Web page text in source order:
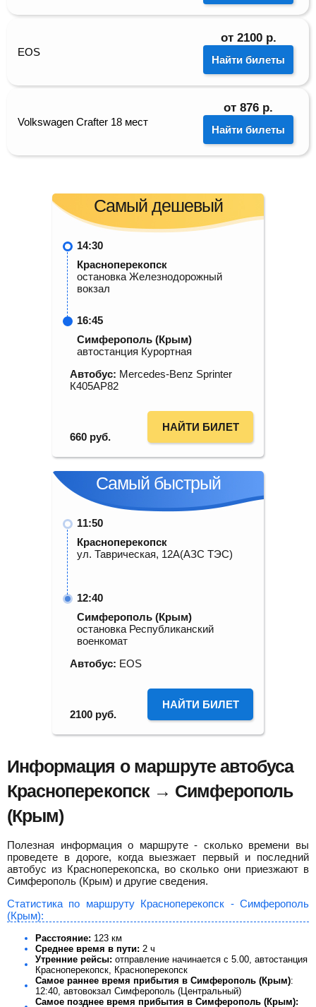
EOS
от 2100 р.
Найти билеты
Volkswagen Crafter 18 мест
от 876 р.
Найти билеты
Самый дешевый
14:30
Красноперекопск
остановка Железнодорожный
вокзал
16:45
Симферополь (Крым)
автостанция Курортная
Автобус: Mercedes-Benz Sprinter
К405АР82
660 руб.
НАЙТИ БИЛЕТ
Самый быстрый
11:50
Красноперекопск
ул. Таврическая, 12А(АЗС ТЭС)
12:40
Симферополь (Крым)
остановка Республиканский
военкомат
Автобус: EOS
2100 руб.
НАЙТИ БИЛЕТ
Информация о маршруте автобуса
Красноперекопск → Симферополь
(Крым)
Полезная информация о маршруте - сколько времени вы
проведете в дороге, когда выезжает первый и последний
автобус из Красноперекопска, во сколько они приезжают в
Симферополь (Крым) и другие сведения.
Статистика по маршруту Красноперекопск - Симферополь
(Крым):
Расстояние: 123 км
Среднее время в пути: 2 ч
Утренние рейсы: отправление начинается с 5.00, автостанция
Красноперекопск, Красноперекопск
Самое раннее время прибытия в Симферополь (Крым):
12:40, автовокзал Симферополь (Центральный)
Самое позднее время прибытия в Симферополь (Крым):